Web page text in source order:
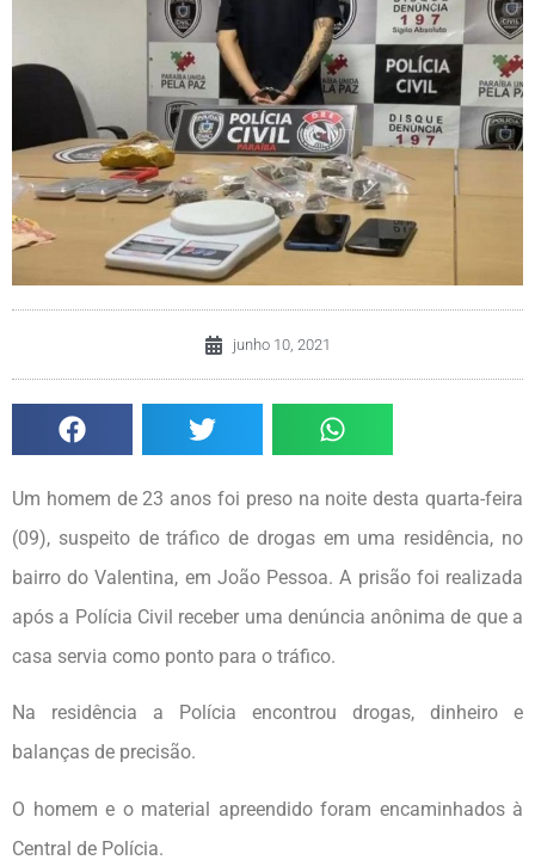
junho 10, 2021
Um homem de 23 anos foi preso na noite desta quarta-feira
(09), suspeito de tráfico de drogas em uma residência, no
bairro do Valentina, em João Pessoa. A prisão foi realizada
após a Polícia Civil receber uma denúncia anônima de que a
casa servia como ponto para o tráfico.
Na residência a Polícia encontrou drogas, dinheiro e
balanças de precisão.
O homem e o material apreendido foram encaminhados à
Central de Polícia.